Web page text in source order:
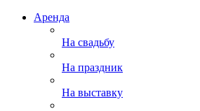
Аренда
На свадьбу
На праздник
На выставку